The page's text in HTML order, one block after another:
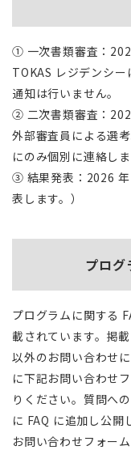
① 一次書類審査：
TOKAS レジデンシ
通知は行いません。
② 二次書類審査：
外部審査員による選
にのみ個別に連絡しま
③ 結果発表：2026 年
表します。）
プログ
プログラムに関する
載されています。掲
以外のお問い合わせ
に下記お問い合わせ
りください。質問へ
に FAQ に追加し公開
お問い合わせフォーム